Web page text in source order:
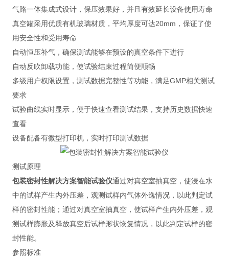
气路一体集成式设计，保压效果好，并且有效延长设备使用寿命
真空罐采用优质有机玻璃材质，平均厚度可达20mm，保证了使
用安全性和受用寿命
自动恒压补气，确保测试能够在预设的真空条件下进行
自动反吹卸载功能，使试验结束过程简便顺畅
多级用户权限设置，测试数据完整性等功能，满足GMP相关测试
要求
试验曲线实时显示，便于快速查看测试结果，支持历史数据快速
查看
设备配备有微型打印机，实时打印测试数据
测试原理
包装密封性解决方案智能试验仪通过对真空室抽真空，使浸在水
中的试样产生内外压差，观测试样内气体外逸情况，以此判定试
样的密封性能；通过对真空室抽真空，使试样产生内外压差，观
测试样膨胀及释放真空后试样形状恢复情况，以此判定试样的密
封性能。
参照标准